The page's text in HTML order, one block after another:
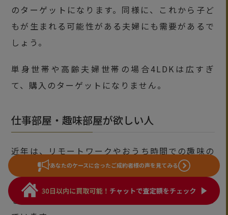
のターゲットになります。同様に、これから子ど
もが生まれる可能性がある夫婦にも需要があるで
しょう。
単身世帯や高齢夫婦世帯の場合4LDKは広すぎ
て、購入のターゲットになりません。
仕事部屋・趣味部屋が欲しい人
近年は、リモートワークやおうち時間での趣味の
広がりにともなって、仕事部屋・趣味部屋が欲し
い人が増えていると考えられます。若者夫婦世帯
を中心に4LDKのマンション購入をする人が増え
あなたのケースに合ったご成約者様の声を見てみる